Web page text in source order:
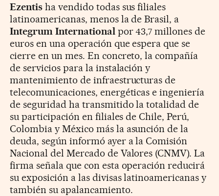
Ezentisha vendido todas sus filiales
latinoamericanas, menos la de Brasil, a
Integrum International por 43,7 millones de
euros en una operación que espera que se
cierre en un mes. En concreto, la compañía
de servicios para la instalación y
mantenimiento de infraestructuras de
telecomunicaciones, energéticas e ingeniería
de seguridad ha transmitido la totalidad de
su participación en filiales de Chile, Perú,
Colombia y México más la asunción de la
deuda, según informó ayer a la Comisión
Nacional del Mercado de Valores (CNMV). La
firma señala que con esta operación reducirá
su exposición a las divisas latinoamericanas y
también su apalancamiento.